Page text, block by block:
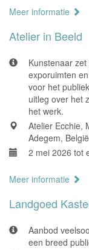
Meer informatie
Atelier in Beeld
Kunstenaar
exporuimten
voor het
uitleg over het
het werk.
Atelier Ecchie,
Adegem, België
2 mei 2026 tot
Meer informatie
Landgoed
Aanbod
een breed